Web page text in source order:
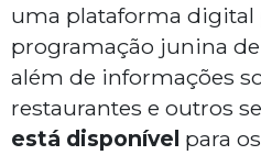
uma plataforma digital
programação junina
além de informações
restaurantes e outros
está disponível para